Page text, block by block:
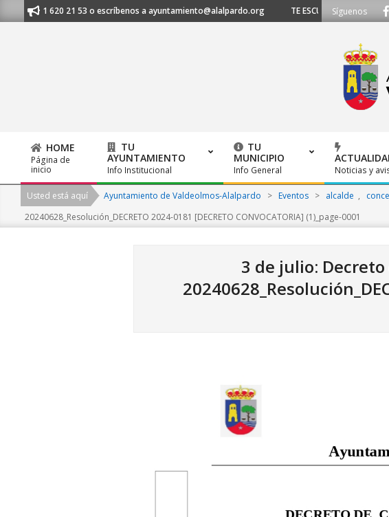
to
al 91 620 21 53 o escríbenos a ayuntamiento@alalpardo.org TE ESCUCHAMOS -
Síguenos
Primary
Navigation
Menu
HOME
Página de
inicio
TU
AYUNTAMIENTO
Info Institucional
TU
MUNICIPIO
Info General Noticias y
Usted está aquí Ayuntamiento de Valdeolmos-Alalpardo > Eventos > alcalde ,
20240628_Resolución_DECRETO 2024-0181 [DECRETO CONVOCATORIA] (1)_page-0001
3 de julio: